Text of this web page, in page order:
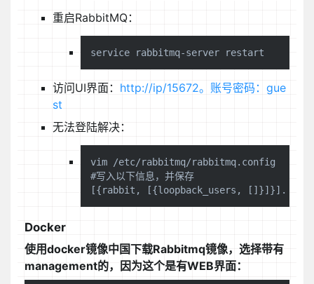
重启RabbitMQ：
访问UI界面： http://ip/15672。账号密码：gue
st
无法登陆解决：
vim /etc/rabbitmq/rabbitmq.config
#写入以下信息，并保存
Docker
使用docker镜像中国下载Rabbitmq镜像，选择带有
management的，因为这个是有WEB界面：